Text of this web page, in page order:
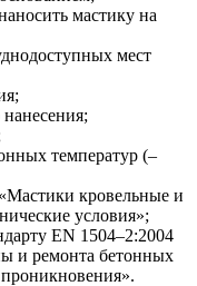
мастику на
мест
температур (–
кровельные и
условия»;
EN 1504–2:2004
и ремонта бетонных